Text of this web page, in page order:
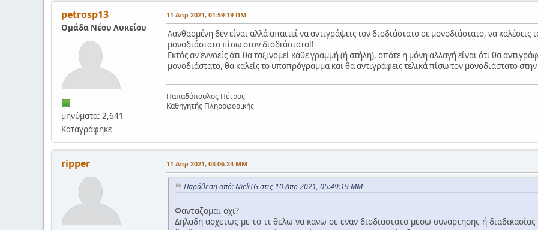
petrosp13
Ομάδα Νέου Λυκείου
μηνύματα: 2,641
Καταγράφηκε
11 Απρ 2021, 01:59:19 ΠΜ
Λανθασμένη δεν είναι αλλά απαιτεί να αντιγράψεις τον δισδιάστατο σε μονοδιάστατο, να
μονοδιάστατο πίσω στον δισδιάστατο!!
Εκτός αν εννοείς ότι θα ταξινομεί κάθε γραμμή (ή στήλη), οπότε η μόνη αλλαγή είναι ότι θα
μονοδιάστατο, θα καλείς το υποπρόγραμμα και θα αντιγράφεις τελικά πίσω τον μονοδιάστατο
Παπαδόπουλος Πέτρος
Καθηγητής Πληροφορικής
ripper 11 Απρ 2021, 03:06:24 ΜΜ
Παράθεση από: NickTG στις 10 Απρ 2021, 05:49:19 ΜΜ
Φανταζομαι οχι?
Δηλαδη ασχετως με το τι θελω να κανω σε εναν δισδιαστατο μεσω συναρτησης ή